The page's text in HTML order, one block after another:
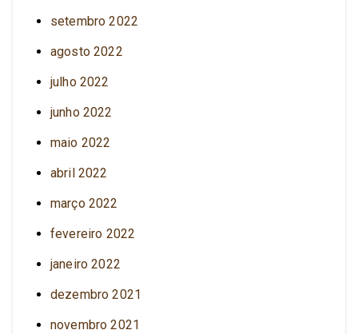
setembro 2022
agosto 2022
julho 2022
junho 2022
maio 2022
abril 2022
março 2022
fevereiro 2022
janeiro 2022
dezembro 2021
novembro 2021